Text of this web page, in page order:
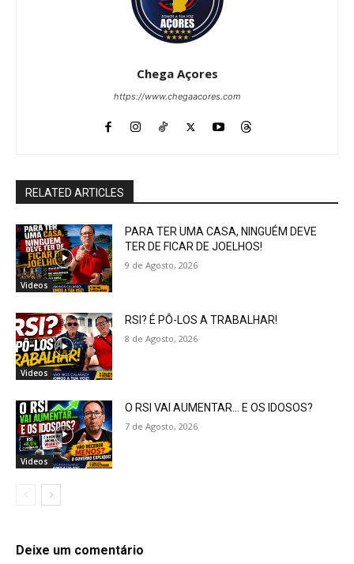
Chega Açores
https://www.chegaacores.com
RELATED ARTICLES
Videos
PARA TER UMA CASA, NINGUÉM DEVE
TER DE FICAR DE JOELHOS!
9 de Agosto, 2026
Videos
RSI? É PÔ-LOS A TRABALHAR!
8 de Agosto, 2026
Videos
O RSI VAI AUMENTAR… E OS IDOSOS?
7 de Agosto, 2026
Deixe um comentário